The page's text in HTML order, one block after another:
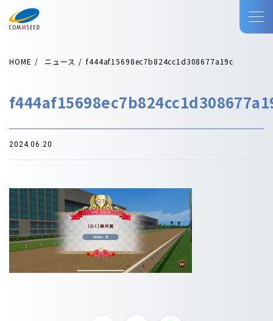
HOME ニュース f444af15698ec7b824cc1d308677a19c
2024.06.20